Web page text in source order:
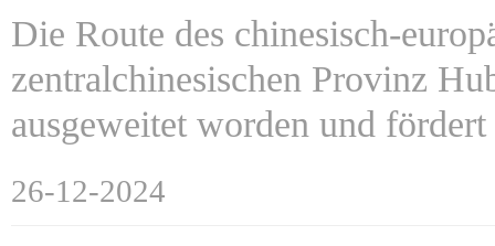
Die Route des chinesisch-
zentralchinesischen Provinz
ausgeweitet worden und
26-12-2024